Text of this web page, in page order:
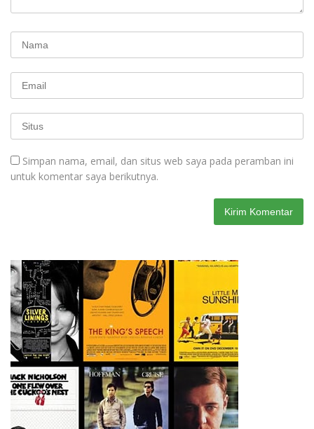
Simpan nama, email, dan situs web saya pada peramban ini
untuk komentar saya berikutnya.